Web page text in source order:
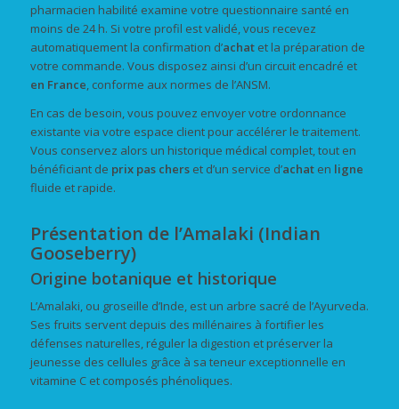
pharmacien habilité examine votre questionnaire santé en
moins de 24 h. Si votre profil est validé, vous recevez
automatiquement la confirmation d’achatet la préparation de
votre commande. Vous disposez ainsi d’un circuit encadré et
en France, conforme aux normes de l’ANSM.
En cas de besoin, vous pouvez envoyer votre ordonnance
existante via votre espace client pour accélérer le traitement.
Vous conservez alors un historique médical complet, tout en
bénéficiant de prix pas cherset d’un service d’achaten ligne
fluide et rapide.
Présentation de l’Amalaki (Indian
Gooseberry)
Origine botanique et historique
L’Amalaki, ou groseille d’Inde, est un arbre sacré de l’Ayurveda.
Ses fruits servent depuis des millénaires à fortifier les
défenses naturelles, réguler la digestion et préserver la
jeunesse des cellules grâce à sa teneur exceptionnelle en
vitamine C et composés phénoliques.